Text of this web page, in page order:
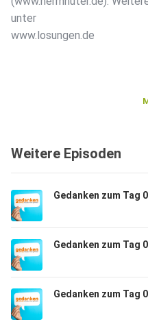
unter
www.losungen.de
Weitere Episoden
Gedanken zum Tag
Gedanken zum Tag
Gedanken zum Tag